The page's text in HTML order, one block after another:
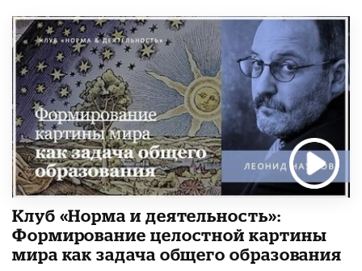
Клуб «Норма и деятельность»:
Формирование целостной картины
мира как задача общего образования